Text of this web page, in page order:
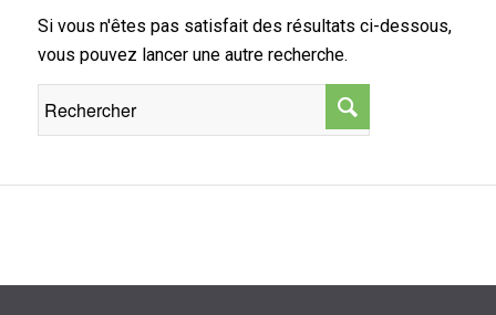
Si vous n'êtes pas satisfait des résultats ci-dessous,
vous pouvez lancer une autre recherche.